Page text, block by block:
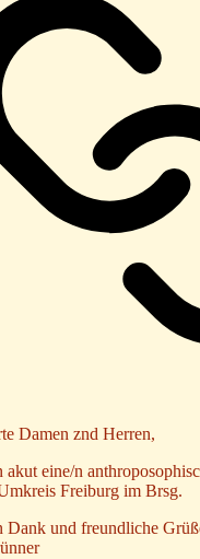
Damen znd Herren,
akut eine/n
Freiburg im Brsg.
Dank und freundliche